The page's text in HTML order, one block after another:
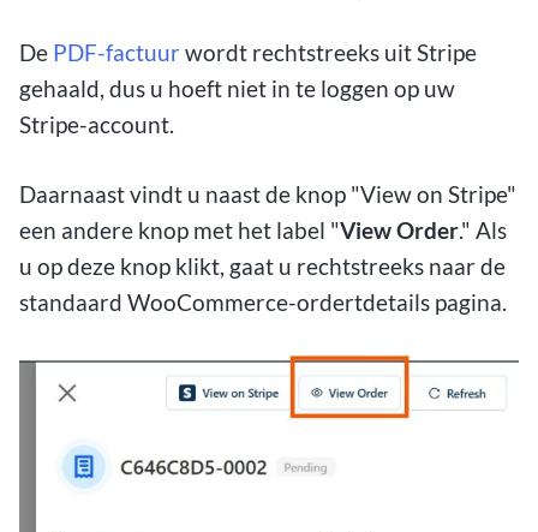
De PDF-factuurwordt rechtstreeks uit Stripe
gehaald, dus u hoeft niet in te loggen op uw
Stripe-account.
Daarnaast vindt u naast de knop "View on Stripe"
een andere knop met het label "View Order." Als
u op deze knop klikt, gaat u rechtstreeks naar de
standaard WooCommerce-ordertdetails pagina.